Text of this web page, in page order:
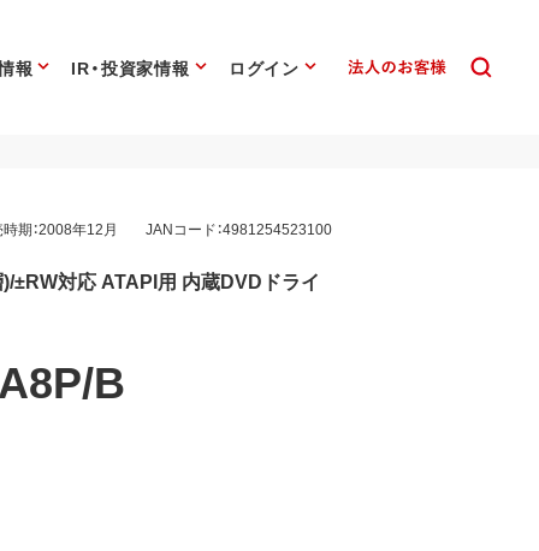
報 IR・投資家情報 ログイン
期：2008年12月 JANコード：4981254523100
±RW対応 ATAPI用 内蔵DVDドライ
B